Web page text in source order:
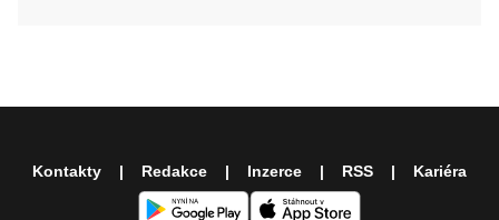
Kontakty Redakce Inzerce RSS Kariéra